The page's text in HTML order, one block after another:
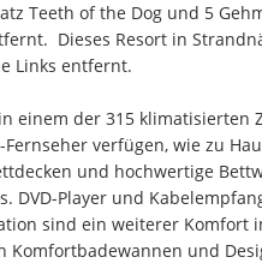
Teeth of the Dog und 5
Dieses Resort in
Links entfernt.
einem der 315 klimatisierten
Fernseher verfügen, wie zu
und hochwertige
DVD-Player und
sind ein weiterer Komfort
Komfortbadewannen und